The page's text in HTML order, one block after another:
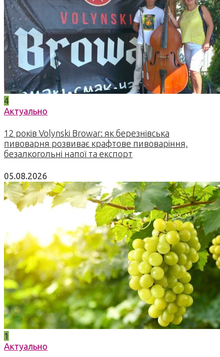
4
Актуально
12 років Volynski Browar: як березнівська
пивоварня розвиває крафтове пивоваріння,
безалкогольні напої та експорт
05.08.2026
1
Актуально